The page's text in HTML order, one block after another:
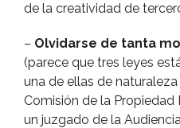
de la creatividad de
– Olvidarse de tanta
(parece que tres leyes
una de ellas de
Comisión de la
un juzgado de la